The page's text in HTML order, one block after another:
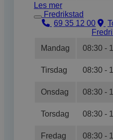
Les mer
Fredrikstad
69 35 12 00
Mandag
08:30 -
Tirsdag 08:30 -
Onsdag 08:30 -
Torsdag 08:30 -
Fredag 08:30 -